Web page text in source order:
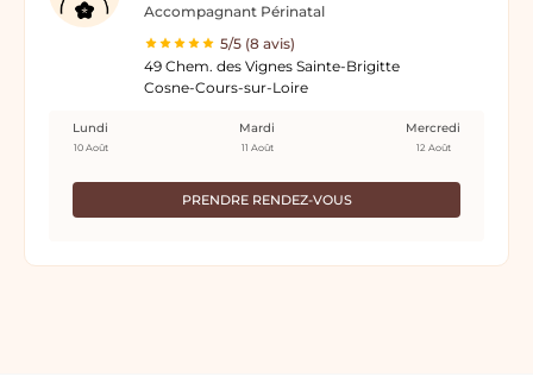
Accompagnant Périnatal
5/5 (8 avis)
49 Chem. des Vignes Sainte-Brigitte
Cosne-Cours-sur-Loire
PRENDRE RENDEZ-VOUS
Lundi
10 Août
Mardi
11 Août
Mercredi
12 Août